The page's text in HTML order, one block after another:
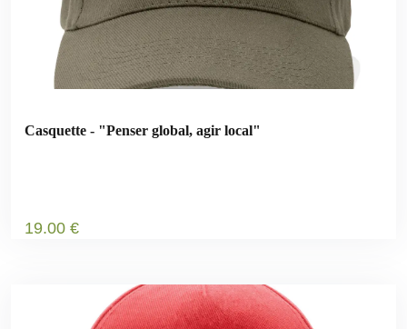
Casquette - "Penser global, agir local"
19.00 €